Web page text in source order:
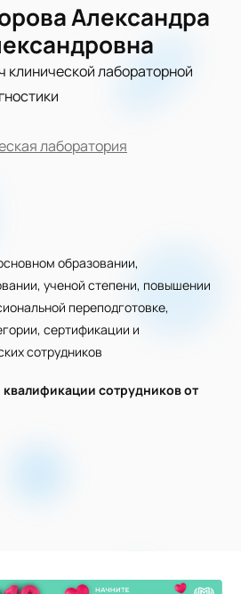
Александра
клинической лабораторной
лаборатория
образовании,
ученой степени, повышении
переподготовке,
сертификации и
сотрудников
сотрудников от